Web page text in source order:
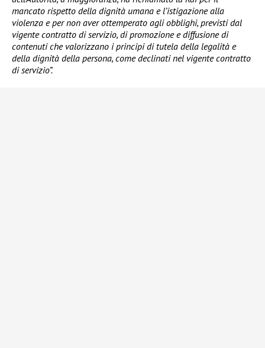
mancato rispetto della dignità umana e l’istigazione alla
violenza e per non aver ottemperato agli obblighi, previsti dal
vigente contratto di servizio, di promozione e diffusione di
contenuti che valorizzano i principi di tutela della legalità e
della dignità della persona, come declinati nel vigente contratto
di servizio”.